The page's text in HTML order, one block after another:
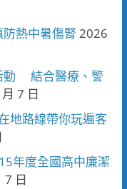
熱中暑傷腎 2026
動 結合醫療、警
7 日
地路線帶你玩遍客
年度全國高中廉潔
7 日